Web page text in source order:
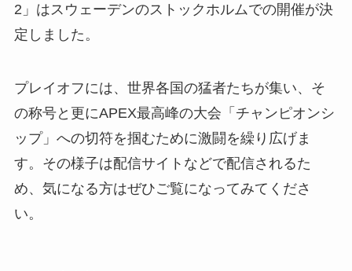
2」はスウェーデンのストックホルムでの開催が決
定しました。
プレイオフには、世界各国の猛者たちが集い、そ
の称号と更にAPEX最高峰の大会「チャンピオンシ
ップ」への切符を掴むために激闘を繰り広げま
す。その様子は配信サイトなどで配信されるた
め、気になる方はぜひご覧になってみてくださ
い。